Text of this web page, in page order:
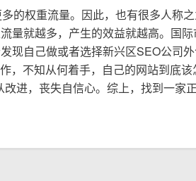
的权重流量。因此，也有很多人称
就越多，产生的效益就越高。国
现自己做或者选择新兴区SEO公司
不知从何着手，自己的网站到底
进，丧失自信心。综上，找到一家